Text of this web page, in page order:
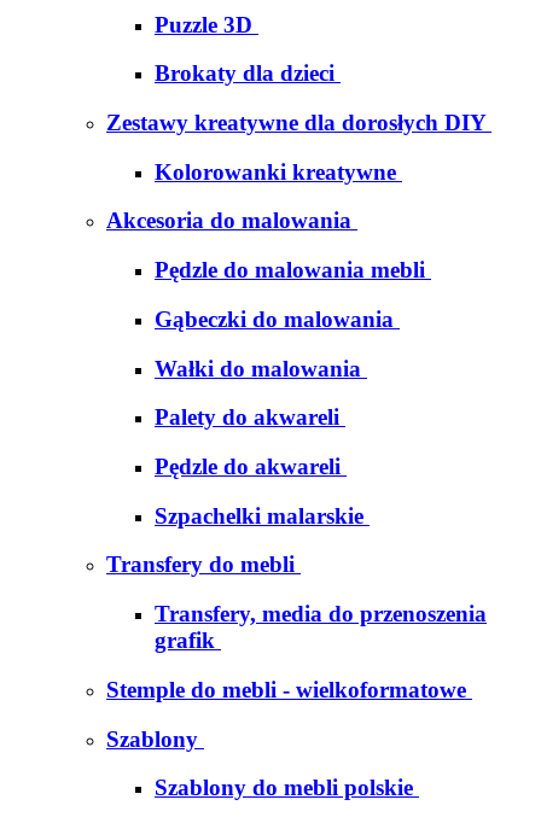
Puzzle 3D
Brokaty dla dzieci
Zestawy kreatywne dla dorosłych DIY
Kolorowanki kreatywne
Akcesoria do malowania
Pędzle do malowania mebli
Gąbeczki do malowania
Wałki do malowania
Palety do akwareli
Pędzle do akwareli
Szpachelki malarskie
Transfery do mebli
Transfery, media do przenoszenia
grafik
Stemple do mebli - wielkoformatowe
Szablony
Szablony do mebli polskie